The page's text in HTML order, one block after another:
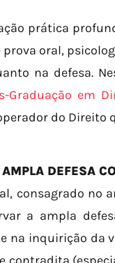
prática
oral,
na defesa.
Graduação em
do Direito
DEFESA
consagrado no
a ampla
na inquirição da